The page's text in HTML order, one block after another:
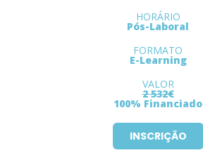
HORÁRIO
Pós-Laboral
FORMATO
E-Learning
VALOR
2 532€
100% Financiado
INSCRIÇÃO